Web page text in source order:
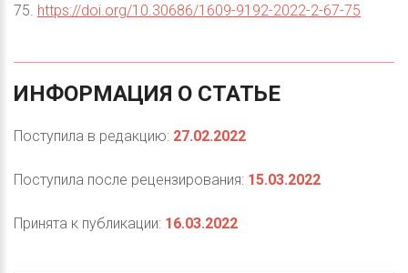
75. https://doi.org/10.30686/1609-9192-2022-2-67-75
ИНФОРМАЦИЯ О СТАТЬЕ
Поступила в редакцию: 27.02.2022
Поступила после рецензирования: 15.03.2022
Принята к публикации: 16.03.2022